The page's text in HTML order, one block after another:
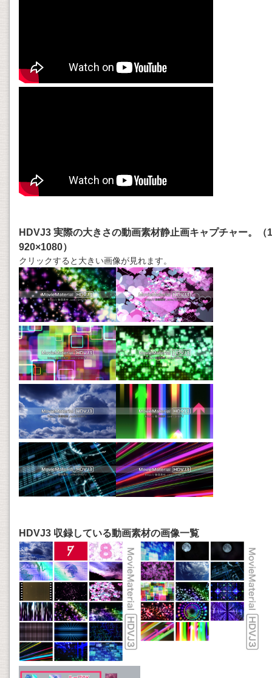
HDVJ3 実際の大きさの動画素材静止画キャプチャー。（1
920×1080）
クリックすると大きい画像が見れます。
HDVJ3 収録している動画素材の画像一覧